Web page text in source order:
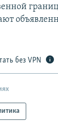
без VPN